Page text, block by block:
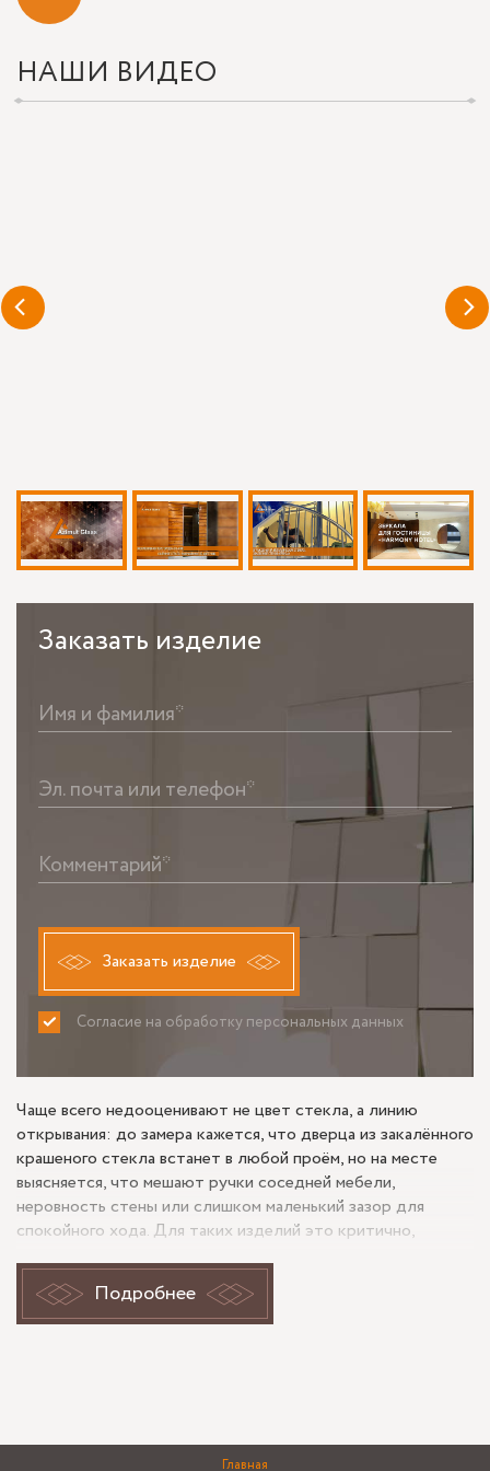
НАШИ ВИДЕО
Заказать изделие
Имя и фамилия*
Эл. почта или телефон*
Комментарий*
Заказать изделие
Согласие на обработку персональных данных
ПРИНИМАЮ НЕ ПРИНИМАЮ
Чаще всего недооценивают не цвет стекла, а линию
открывания: до замера кажется, что дверца из закалённого
крашеного стекла встанет в любой проём, но на месте
выясняется, что мешают ручки соседней мебели,
неровность стены или слишком маленький зазор для
спокойного хода. Для таких изделий это критично,
подрезают и не «дорабатывают по месту». Поэтому ещё
до изготовления важно понять, куда уходит створка, где
будет точка хвата и не конфликтует ли дверца с
окружением
Подробнее
Главная